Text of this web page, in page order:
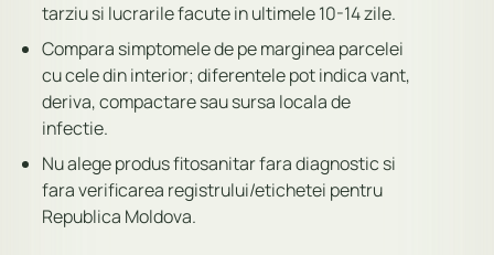
tarziu si lucrarile facute in ultimele 10-14 zile.
Compara simptomele de pe marginea parcelei
cu cele din interior; diferentele pot indica vant,
deriva, compactare sau sursa locala de
infectie.
Nu alege produs fitosanitar fara diagnostic si
fara verificarea registrului/etichetei pentru
Republica Moldova.